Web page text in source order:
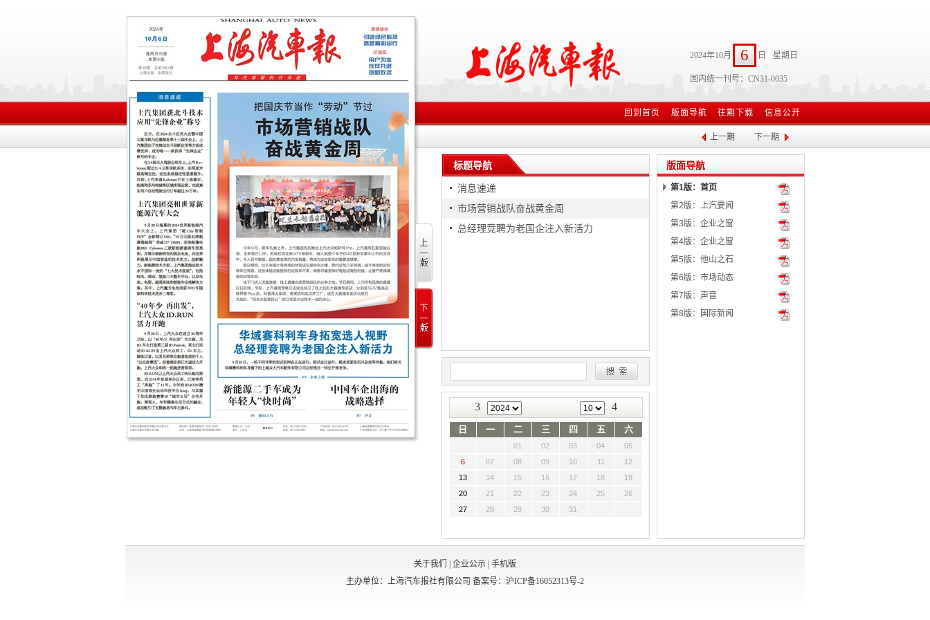
2024年10月 6 日 星期日
国内统一刊号：CN31-0035
回到首页 版面导航 往期下载 信息公开
上一期 下一期
版面导航
第1版：首页
第2版：上汽要闻
第3版：企业之窗
第4版：企业之窗
第5版：他山之石
第6版：市场动态
第7版：声音
第8版：国际新闻
标题导航
消息速递
市场营销战队奋战黄金周
总经理竞聘为老国企注入新活力
3 4
日 一 二 三 四 五 六
01 02 03 04
05
6
07 08 09 10 11
12
13
14 15 16 17 18
19
20
21 22 23 24 25
26
27
28 29 30 31
关于我们 企业公示 手机版
主办单位：上海汽车报社有限公司 备案号：沪ICP备16052313号-2